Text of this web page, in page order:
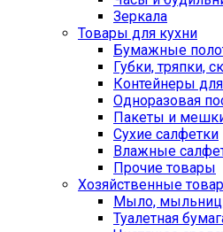
Зеркала
Товары для кухни
Бумажные
Губки, тряпки,
Контейнеры
Одноразовая
Пакеты и
Сухие салфетки
Влажные
Прочие товары
Хозяйственные
Мыло,
Туалетная